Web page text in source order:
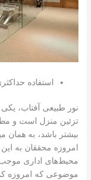
استفاده
نور طبیعی آفتاب،
تزئین منزل است و
بیشتر باشد، به همان
امروزه محققان به
محیط‌های اداری موجب
موضوعی که امروزه